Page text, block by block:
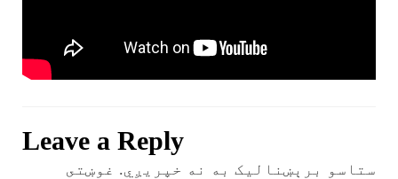
Leave a Reply
ستاسو برېښناليک به نه خپريږي. غوښتى